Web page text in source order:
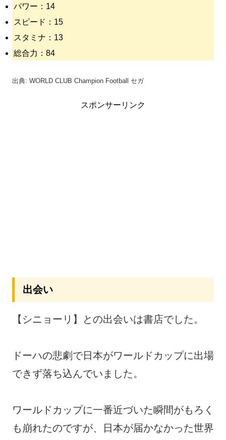
パワー：14
スピード：15
スタミナ：13
総合力：84
出典: WORLD CLUB Champion Football セガ
スポンサーリンク
出会い
【シニョーリ】との出会いは書店でした。
ドーハの悲劇で日本がワールドカップに出場
できず落ち込んでいました。
ワールドカップに一番近づいた瞬間がもろく
も崩れたのですが、日本が届かなかった世界